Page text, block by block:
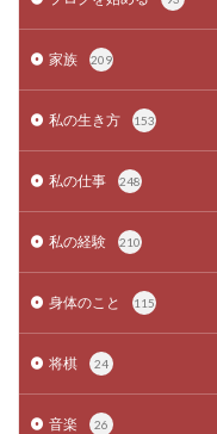
家族 209
私の生き方 153
私の仕事 248
私の経験 210
身体のこと 115
将棋 24
音楽 26